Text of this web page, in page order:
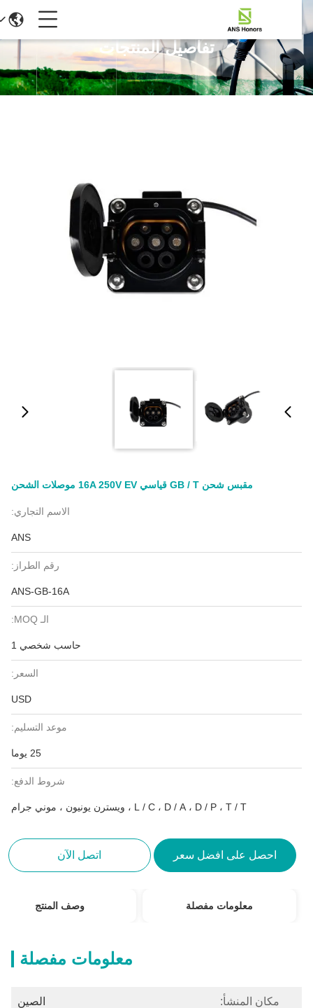
تفاصيل المنتجات
مقبس شحن GB / T قياسي 16A 250V EV موصلات الشحن
الاسم التجاري:
ANS
رقم الطراز:
ANS-GB-16A
الـ MOQ:
حاسب شخصي 1
السعر:
USD
موعد التسليم:
25 يوما
شروط الدفع:
L / C ، D / A ، D / P ، T / T ، ويسترن يونيون ، موني جرام
احصل على افضل سعر اتصل الآن
معلومات مفصلة وصف المنتج
معلومات مفصلة
مكان المنشأ: الصين